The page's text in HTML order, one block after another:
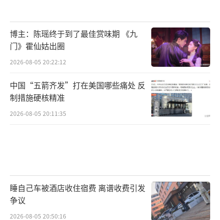
博主：陈瑶终于到了最佳赏味期 《九
门》霍仙姑出圈
2026-08-05 20:22:12
中国“五箭齐发”打在美国哪些痛处 反
制措施硬核精准
2026-08-05 20:11:35
睡自己车被酒店收住宿费 离谱收费引发
争议
2026-08-05 20:50:16